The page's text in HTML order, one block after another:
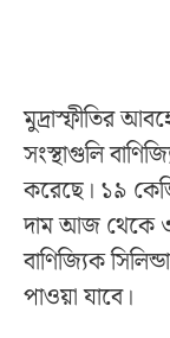
মুদ্রাস্ফীতির
সংস্থাগুলি
করেছে। ১৯
দাম আজ থেকে
বাণিজ্যিক
পাওয়া যাবে।